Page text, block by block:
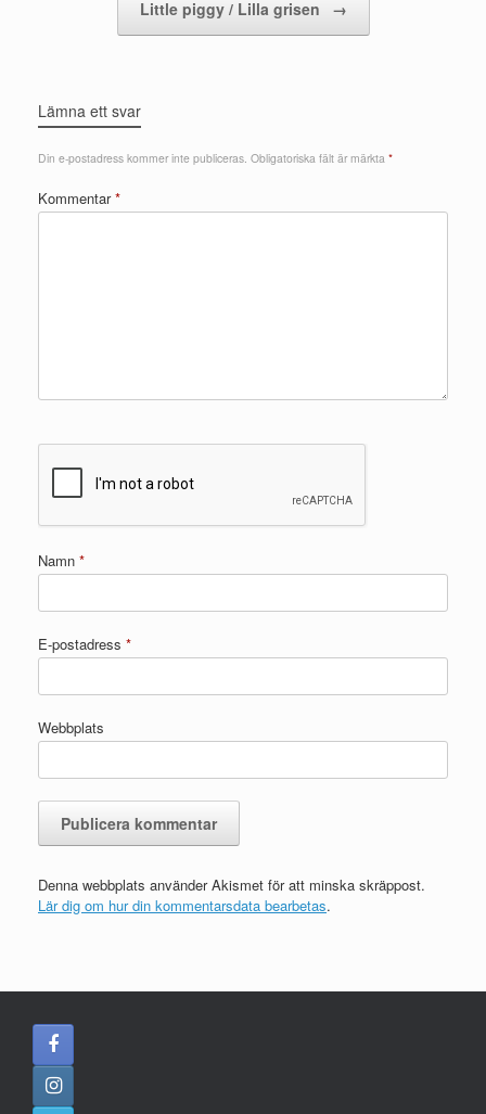
Little piggy / Lilla grisen →
Lämna ett svar
Din e-postadress kommer inte publiceras. Obligatoriska fält är märkta *
Kommentar*
Namn *
E-postadress *
Webbplats
Denna webbplats använder Akismet för att minska skräppost.
Lär dig om hur din kommentarsdata bearbetas.